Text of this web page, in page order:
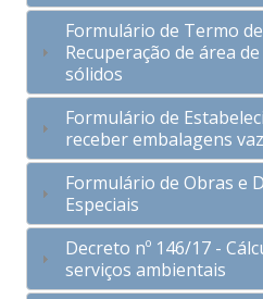
Formulário de Termo
Recuperação de área
sólidos
Formulário de
receber embalagens
Formulário de Obras e
Especiais
Decreto nº 146/17 -
serviços ambientais